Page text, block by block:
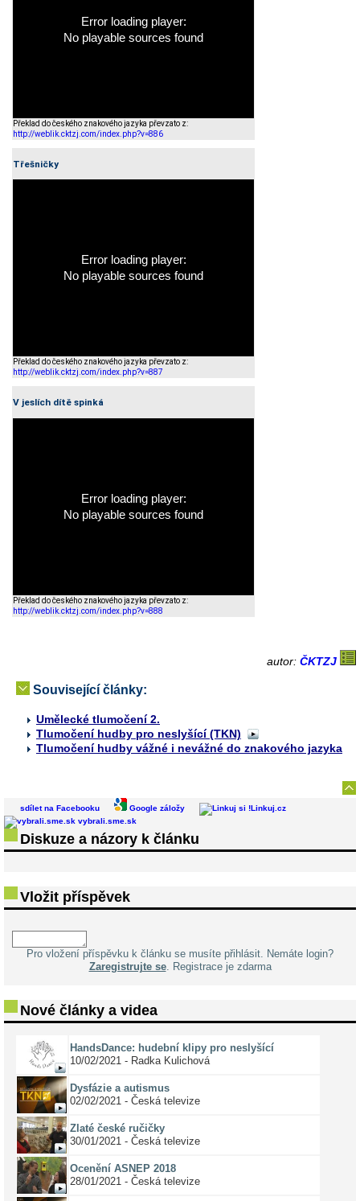
Error loading player:
No playable sources found
Překlad do českého znakového jazyka převzato z:
http://weblik.cktzj.com/index.php?v=886
Třešničky
Error loading player:
No playable sources found
Překlad do českého znakového jazyka převzato z:
http://weblik.cktzj.com/index.php?v=887
V jeslích dítě spinká
Error loading player:
No playable sources found
Překlad do českého znakového jazyka převzato z:
http://weblik.cktzj.com/index.php?v=888
autor: ČKTZJ
Související články:
Umělecké tlumočení 2.
Tlumočení hudby pro neslyšící (TKN)
Tlumočení hudby vážné i nevážné do znakového jazyka
sdílet na Facebooku Google záložy
Linkuj.cz
vybrali.sme.sk
Diskuze a názory k článku
Vložit příspěvek
Pro vložení příspěvku k článku se musíte přihlásit. Nemáte login?
Zaregistrujte se. Registrace je zdarma
Nové články a videa
HandsDance: hudební klipy pro neslyšící
10/02/2021 - Radka Kulichová
Dysfázie a autismus
02/02/2021 - Česká televize
Zlaté české ručičky
30/01/2021 - Česká televize
Ocenění ASNEP 2018
28/01/2021 - Česká televize